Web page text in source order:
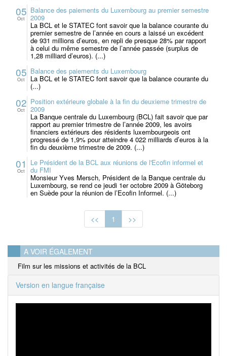
05
Oct
Balance des paiements du Luxembourg au premier semestre
2009
La BCL et le STATEC font savoir que la balance courante du
premier semestre de l’année en cours a laissé un excédent
de 931 millions d’euros, en repli de presque 28% par rapport
à celui du même semestre de l’année passée (surplus de
1,28 milliard d’euros). (...)
05
Oct
Balance des paiements du Luxembourg
La BCL et le STATEC font savoir que la balance courante du
(...)
02
Oct
Position extérieure globale à la fin du deuxieme trimestre de
2009
La Banque centrale du Luxembourg (BCL) fait savoir que par
rapport au premier trimestre de l’année 2009, les avoirs
financiers extérieurs des résidents luxembourgeois ont
progressé de 1,9% pour atteindre 4 022 milliards d’euros à la
fin du deuxième trimestre de 2009. (...)
01
Oct
Le Président de la BCL aux réunions de l'Ecofin informel et
du FMI
Monsieur Yves Mersch, Président de la Banque centrale du
Luxembourg, se rend ce jeudi 1er octobre 2009 à Göteborg
en Suède pour la réunion de l’Ecofin Informel. (...)
<< 1 >>
A VOIR ÉGALEMENT
Film sur les missions et activités de la BCL
Version en langue française